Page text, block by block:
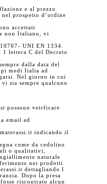
e al prezzo
prospetto d’ordine
accettati
non Italiano, vi
UNI EN 1334.
lettera C del Decreto
dalla data del
medi Italia ad
Nel giorno in cui
sia sempre qualcuno
possono veirficare
email ad
indicando il
come da cedolino
o qualitativi,
naturale
nei prodotti
dettagliando l
Dopo la presa
riscontrato alcun